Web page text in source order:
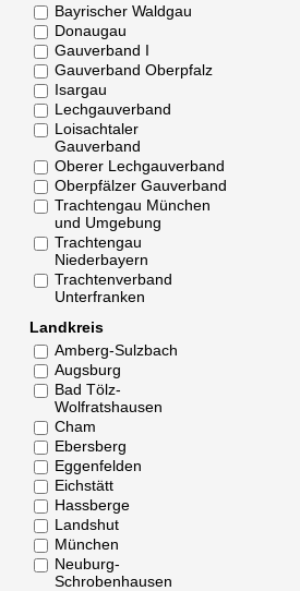
Bayrischer Waldgau
Donaugau
Gauverband I
Gauverband Oberpfalz
Isargau
Lechgauverband
Loisachtaler
Gauverband
Oberer Lechgauverband
Oberpfälzer Gauverband
Trachtengau München
und Umgebung
Trachtengau
Niederbayern
Trachtenverband
Unterfranken
Landkreis
Amberg-Sulzbach
Augsburg
Bad Tölz-
Wolfratshausen
Cham
Ebersberg
Eggenfelden
Eichstätt
Hassberge
Landshut
München
Neuburg-
Schrobenhausen